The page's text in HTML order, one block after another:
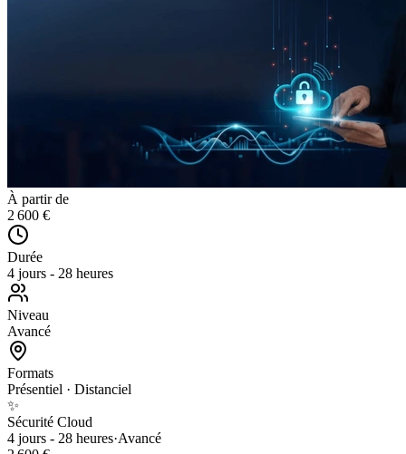
À partir de
2 600 €
Durée
4 jours - 28 heures
Niveau
Avancé
Formats
Présentiel · Distanciel
✨
Sécurité Cloud
4 jours - 28 heures·Avancé